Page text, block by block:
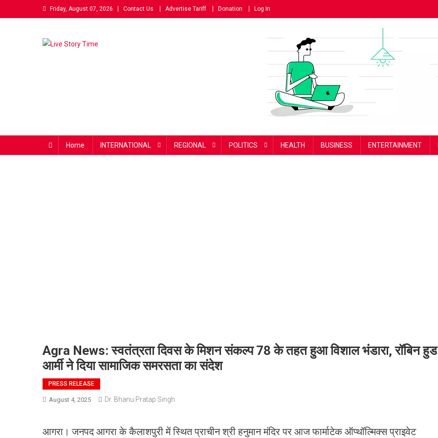
to
Friday, August 07, 2026 Contact Us Advertise Tariff Donation Log In
Home INTERNATIONAL REGIONAL POLITICS HEALTH BUSINESS ENTERTAINMENT
Agra News: स्वतंत्रता दिवस के मिशन संकल्प 78 के तहत हुआ विशाल भंडारा, रॉबिन हुड
आर्मी ने दिया सामाजिक समरसता का संदेश
PRESS RELEASE
August 4, 2025 Dr. Bhanu Pratap Singh
आगरा। जनपद आगरा के कैलाशपुरी में स्थित प्राचीन श्री हनुमान मंदिर पर आज फार्माटेक ऑप्थॉल्मिक्स प्राइवेट